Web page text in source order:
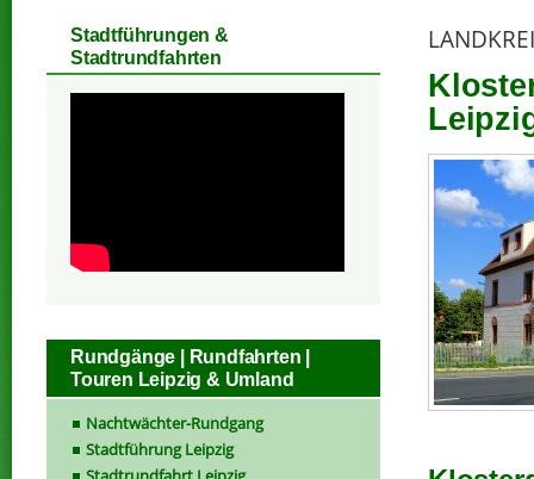
Stadtführungen &
Stadtrundfahrten
Rundgänge | Rundfahrten |
Touren Leipzig & Umland
Nachtwächter-Rundgang
Stadtführung Leipzig